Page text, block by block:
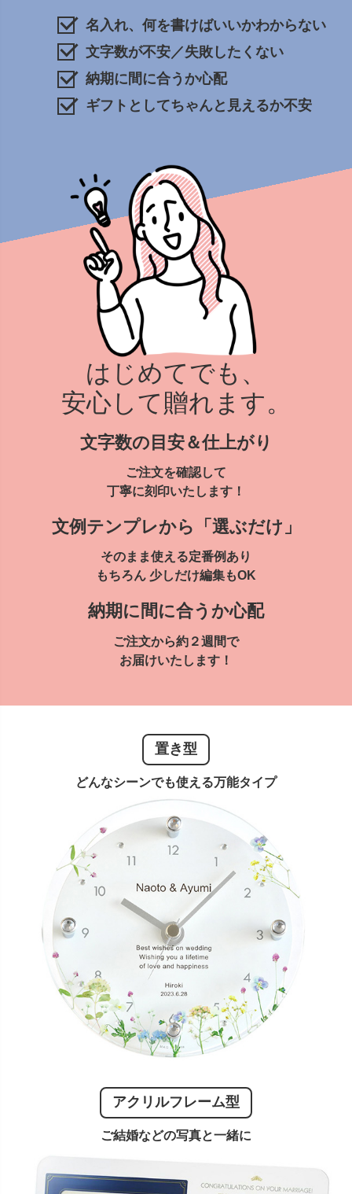
名入れ、何を書けばいいかわからない
文字数が不安／失敗したくない
納期に間に合うか心配
ギフトとしてちゃんと見えるか不安
はじめてでも、
安心して贈れます。
文字数の目安＆仕上がり
ご注文を確認して
丁寧に刻印いたします！
文例テンプレから「選ぶだけ」
そのまま使える定番例あり
もちろん 少しだけ編集もOK
納期に間に合うか心配
ご注文から約２週間で
お届けいたします！
置き型
どんなシーンでも使える万能タイプ
アクリルフレーム型
ご結婚などの写真と一緒に